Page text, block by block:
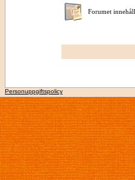
Forumet
Personuppgiftspolicy